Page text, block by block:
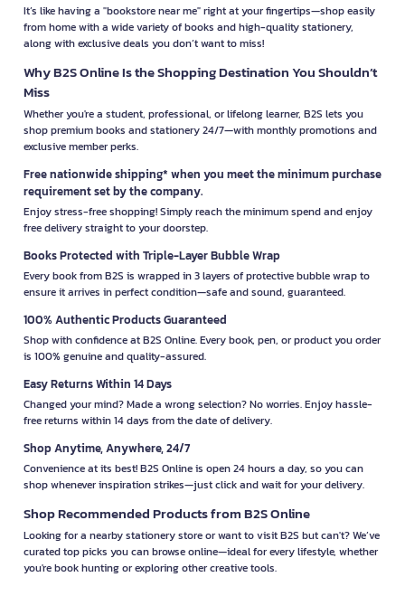
It’s like having a "bookstore near me" right at your fingertips—shop easily
from home with a wide variety of books and high-quality stationery,
along with exclusive deals you don’t want to miss!
Why B2S Online Is the Shopping Destination You Shouldn’t
Miss
Whether you're a student, professional, or lifelong learner, B2S lets you
shop premium books and stationery 24/7—with monthly promotions and
exclusive member perks.
Free nationwide shipping* when you meet the minimum purchase
requirement set by the company.
Enjoy stress-free shopping! Simply reach the minimum spend and enjoy
free delivery straight to your doorstep.
Books Protected with Triple-Layer Bubble Wrap
Every book from B2S is wrapped in 3 layers of protective bubble wrap to
ensure it arrives in perfect condition—safe and sound, guaranteed.
100% Authentic Products Guaranteed
Shop with confidence at B2S Online. Every book, pen, or product you order
is 100% genuine and quality-assured.
Easy Returns Within 14 Days
Changed your mind? Made a wrong selection? No worries. Enjoy hassle-
free returns within 14 days from the date of delivery.
Shop Anytime, Anywhere, 24/7
Convenience at its best! B2S Online is open 24 hours a day, so you can
shop whenever inspiration strikes—just click and wait for your delivery.
Shop Recommended Products from B2S Online
Looking for a nearby stationery store or want to visit B2S but can't? We’ve
curated top picks you can browse online—ideal for every lifestyle, whether
you're book hunting or exploring other creative tools.